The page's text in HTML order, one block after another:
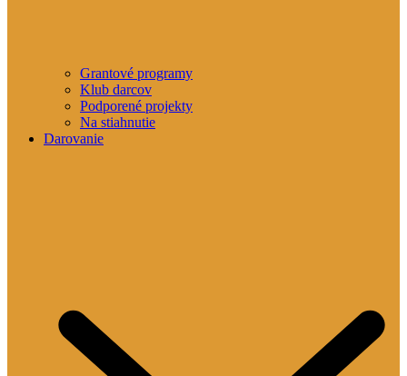
Grantové programy
Klub darcov
Podporené projekty
Na stiahnutie
Darovanie